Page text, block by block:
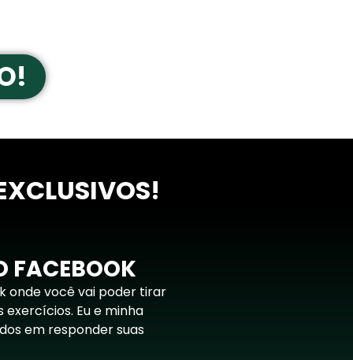
FACEBOOK
onde você vai poder tirar
Eu e minha
em responder suas